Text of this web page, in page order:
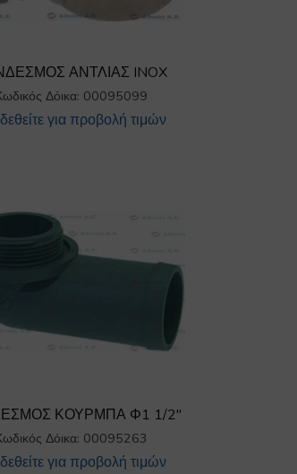
ΑΝΤΛΙΑΣ INOX
Δόικα: 00095099
για προβολή τιμών
ΚΟΥΡΜΠΑ Φ1 1/2″
Δόικα: 00095263
για προβολή τιμών